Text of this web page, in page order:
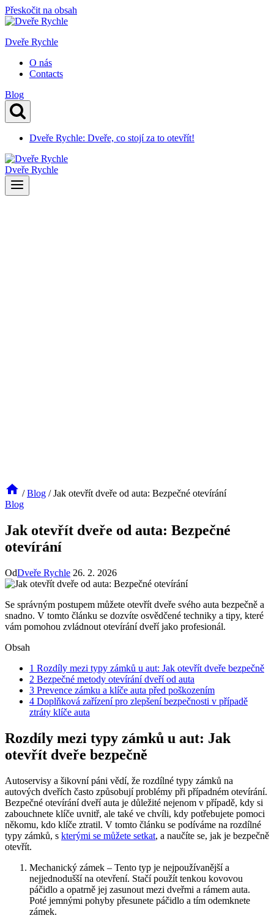
Přeskočit na obsah
Dveře Rychle
O nás
Contacts
Blog
Dveře Rychle: Dveře, co stojí za to otevřít!
Dveře Rychle
/ Blog / Jak otevřít dveře od auta: Bezpečné otevírání
Blog
Jak otevřít dveře od auta: Bezpečné
otevírání
OdDveře Rychle 26. 2. 2026
Se správným postupem můžete otevřít dveře svého auta bezpečně a
snadno. V tomto článku se dozvíte osvědčené techniky a tipy, které
vám pomohou zvládnout otevírání dveří jako profesionál.
Obsah
1 Rozdíly mezi typy zámků u aut: Jak otevřít dveře bezpečně
2 Bezpečné metody otevírání dveří od auta
3 Prevence zámku a klíče auta před poškozením
4 Doplňková zařízení pro zlepšení bezpečnosti v případě
ztráty klíče auta
Rozdíly mezi typy zámků u aut: Jak
otevřít dveře bezpečně
Autoservisy a šikovní páni vědí, že rozdílné typy zámků na
autových dveřích často způsobují problémy při případném otevírání.
Bezpečné otevírání dveří auta je důležité nejenom v případě, kdy si
zabouchnete klíče uvnitř, ale také ve chvíli, kdy potřebujete pomoci
někomu, kdo klíče ztratil. V tomto článku se podíváme na rozdílné
typy zámků, s kterými se můžete setkat, a naučíte se, jak je bezpečně
otevřít.
Mechanický zámek – Tento typ je nejpoužívanější a
nejjednodušší na otevření. Stačí použít tenkou kovovou
páčidlo a opatrně jej zasunout mezi dveřmi a rámem auta.
Poté jemnými pohyby přesunete páčidlo a tím odemknete
zámek.